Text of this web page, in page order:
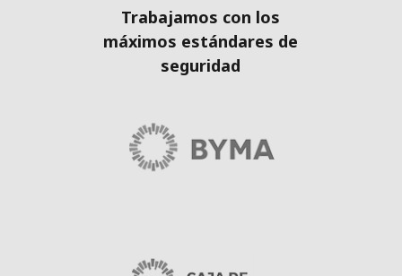
Trabajamos con los
máximos estándares de
seguridad